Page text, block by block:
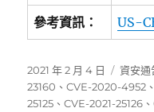
參考資訊： US-
發
佈
日
2021 年 2 月 4 日
分
類
資安通
23160 、CVE-2020-4952
25125 、CVE-2021-25126 、